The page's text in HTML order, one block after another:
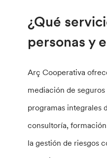
¿Qué
personas y
Arç Cooperativa
mediación de
programas integrales
consultoría,
la gestión de riesgos